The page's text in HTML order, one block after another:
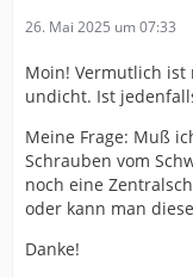
26. Mai 2025 um 07:33
Moin! Vermutlich
undicht. Ist
Meine Frage: Muß
Schrauben vom
noch eine
oder kann man
Danke!